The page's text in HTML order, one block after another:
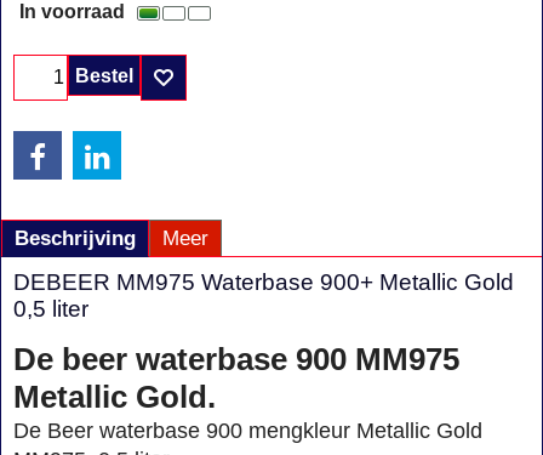
In voorraad
Bestel
Beschrijving Meer
DEBEER MM975 Waterbase 900+ Metallic Gold
0,5 liter
De beer waterbase 900 MM975
Metallic Gold.
De Beer waterbase 900 mengkleur Metallic Gold